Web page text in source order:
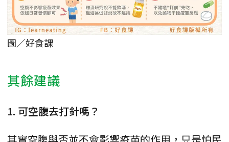
圖／好食課
其餘建議
1. 可空腹去打針嗎？
其實空腹與否並不會影響疫苗的作用，只是怕民